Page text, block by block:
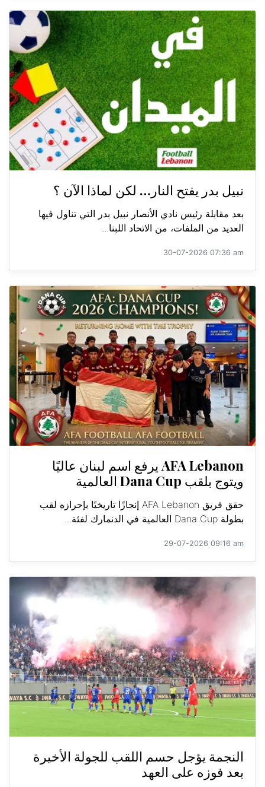
نبيل بدر يفتح النار… لكن لماذا الآن ؟
بعد مقابلة رئيس نادي الأنصار نبيل بدر التي تناول فيها
العديد من الملفات، من الاتحاد اللبنا...
30-07-2026 07:36 am
AFA Lebanon يرفع اسم لبنان عاليًا
ويتوج بلقب Dana Cup العالمية
حقق فريق AFA Lebanon إنجازًا تاريخيًا بإحرازه لقب
بطولة Dana Cup العالمية في الدنمارك لفئة...
29-07-2026 09:16 am
النجمة يؤجل حسم اللقب للجولة الأخيرة
بعد فوزه على العهد